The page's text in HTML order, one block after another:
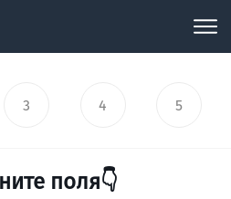
3 4 5
поля👇